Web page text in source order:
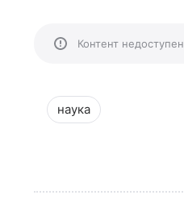
Контент недоступен
наука